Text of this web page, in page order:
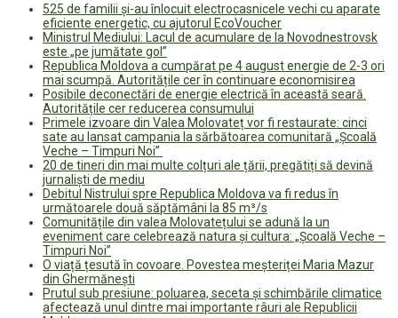
525 de familii și-au înlocuit electrocasnicele vechi cu aparate
eficiente energetic, cu ajutorul EcoVoucher
Ministrul Mediului: Lacul de acumulare de la Novodnestrovsk
este „pe jumătate gol”
Republica Moldova a cumpărat pe 4 august energie de 2-3 ori
mai scumpă. Autoritățile cer în continuare economisirea
Posibile deconectări de energie electrică în această seară.
Autoritățile cer reducerea consumului
Primele izvoare din Valea Molovateț vor fi restaurate: cinci
sate au lansat campania la sărbătoarea comunitară „Școală
Veche – Timpuri Noi”
20 de tineri din mai multe colțuri ale țării, pregătiți să devină
jurnaliști de mediu
Debitul Nistrului spre Republica Moldova va fi redus în
următoarele două săptămâni la 85 m³/s
Comunitățile din valea Molovatețului se adună la un
eveniment care celebrează natura și cultura: „Școală Veche –
Timpuri Noi”
O viață țesută în covoare. Povestea meșteriței Maria Mazur
din Ghermănești
Prutul sub presiune: poluarea, seceta și schimbările climatice
afectează unul dintre mai importante râuri ale Republicii